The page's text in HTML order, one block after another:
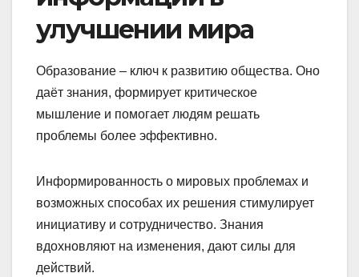
улучшении мира
Образование – ключ к развитию общества. Оно
даёт знания, формирует критическое
мышление и помогает людям решать
проблемы более эффективно.
Информированность о мировых проблемах и
возможных способах их решения стимулирует
инициативу и сотрудничество. Знания
вдохновляют на изменения, дают силы для
действий.